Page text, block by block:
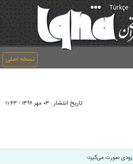
Türkçe
نسخه اصلی
تاریخ انتشار : ۰۳ مهر ۱۳۹۶ - ۱۱:۴۳
زودی صورت می‌گیرد؛